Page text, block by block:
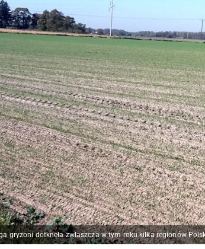
gryzoni dotknęła zwłaszcza w tym roku kilka regionów